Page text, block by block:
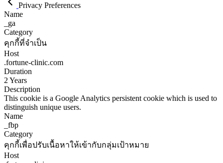
Privacy Preferences
Name
_ga
Category
คุกกี้ที่จำเป็น
Host
.fortune-clinic.com
Duration
2 Years
Description
This cookie is a Google Analytics persistent cookie which is used to
distinguish unique users.
Name
_fbp
Category
คุกกี้เพื่อปรับเนื้อหาให้เข้ากับกลุ่มเป้าหมาย
Host